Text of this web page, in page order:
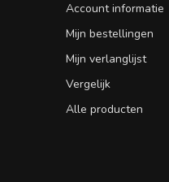
Account informatie
Mijn bestellingen
Mijn verlanglijst
Vergelijk
Alle producten